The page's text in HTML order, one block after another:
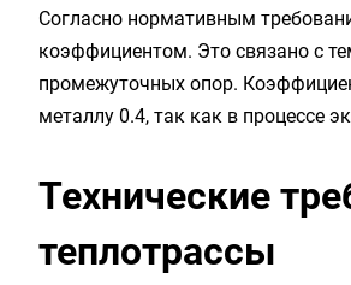
Согласно нормативным
коэффициентом. Это связано с
промежуточных опор.
металлу 0.4, так как в процессе
Технические
теплотрассы